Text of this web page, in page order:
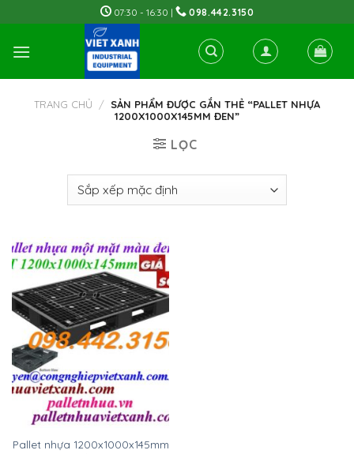
to
content
07:30 - 16:30 | 098.442.3150
TRANG CHỦ / SẢN PHẨM ĐƯỢC GẮN THẺ “PALLET NHỰA
1200X1000X145MM ĐEN”
LỌC
Pallet nhựa 1200x1000x145mm